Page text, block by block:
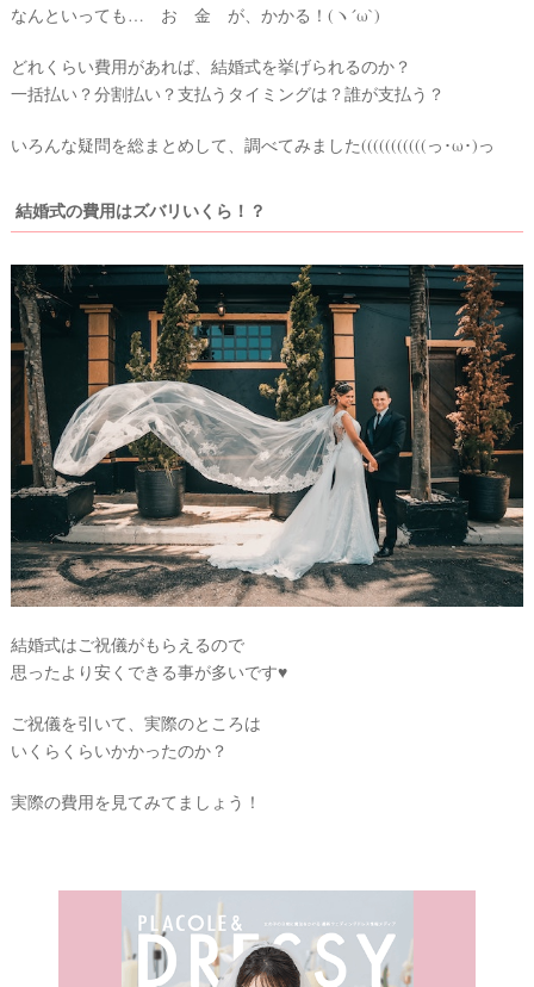
なんといっても… お 金 が、かかる！(ヽ´ω`)
どれくらい費用があれば、結婚式を挙げられるのか？
一括払い？分割払い？支払うタイミングは？誰が支払う？
いろんな疑問を総まとめして、調べてみました(((((((((((っ･ω･)っ
結婚式の費用はズバリいくら！？
結婚式はご祝儀がもらえるので
思ったより安くできる事が多いです♥
ご祝儀を引いて、実際のところは
いくらくらいかかったのか？
実際の費用を見てみてましょう！